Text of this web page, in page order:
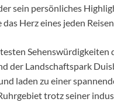
sein persönliches
Herz eines jeden
Sehenswürdigkeiten
der Landschaftspark
laden zu einer
trotz seiner